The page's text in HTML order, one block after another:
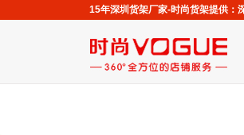
15年深圳货架厂家-时尚货架提供：